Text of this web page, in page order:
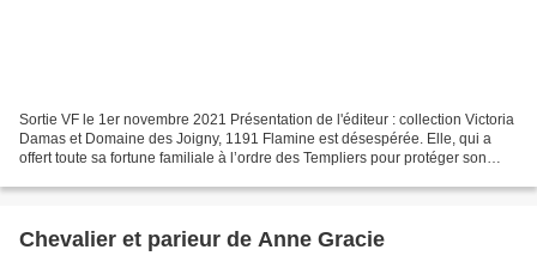
Sortie VF le 1er novembre 2021 Présentation de l'éditeur : collection Victoria
Damas et Domaine des Joigny, 1191 Flamine est désespérée. Elle, qui a
offert toute sa fortune familiale à l’ordre des Templiers pour protéger son
Chevalier et parieur de Anne Gracie